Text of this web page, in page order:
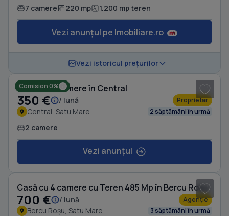
7 camere 220 mp 1.200 mp teren
Vezi anunțul pe Imobiliare.ro
Vezi istoricul prețurilor
Comision 0%
Casă cu 2 camere în Central
350 € / lună Proprietar
Central, Satu Mare 2 săptămâni în urmă
2 camere
Vezi anunțul
Casă cu 4 camere cu Teren 485 Mp în Bercu Roșu
700 € / lună Agenție
Bercu Roșu, Satu Mare 3 săptămâni în urmă